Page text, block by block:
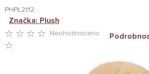
PHPL2112
Neohodnoceno
Značka: Plush